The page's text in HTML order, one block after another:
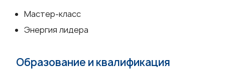
Мастер-класс
Энергия лидера
Образование и квалификация